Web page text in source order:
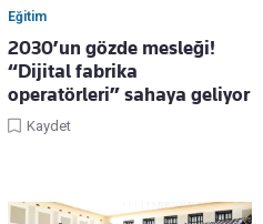
Eğitim
2030’un gözde mesleği!
“Dijital fabrika
operatörleri” sahaya geliyor
Kaydet